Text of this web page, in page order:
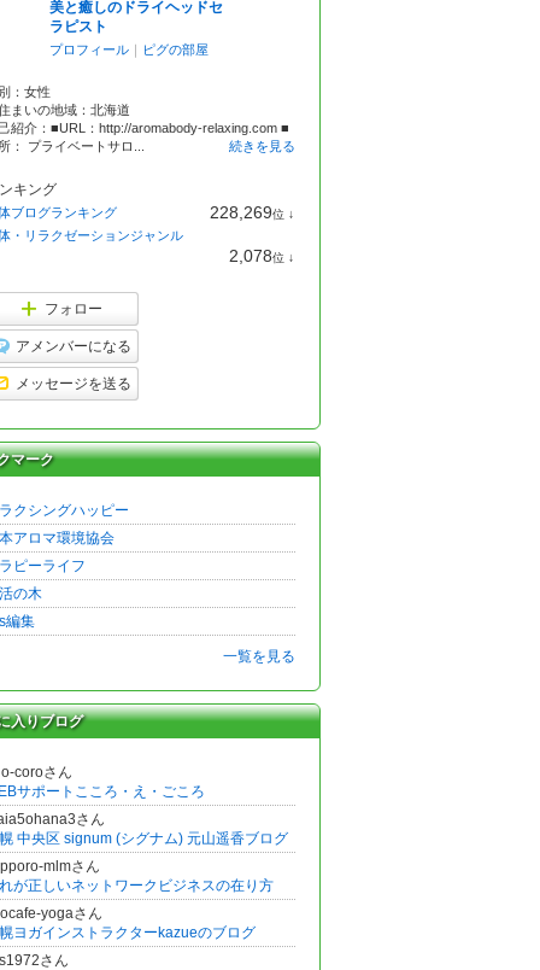
美と癒しのドライヘッドセ
ラピスト
プロフィール ｜ ピグの部屋
： 女性
まいの地域： 北海道
紹介：■URL：http://aromabody-relaxing.com ■
： プライベートサロ...
続きを見る
キング
ブログランキング 228,269位 ↓
・リラクゼーションジャンル
2,078位 ↓
フォロー
アメンバーになる
メッセージを送る
マーク
クシングハッピー
アロマ環境協会
ピーライフ
の木
編集
一覧を見る
入りブログ
coroさん
サポートこころ・え・ごころ
さん
中央区 signum (シグナム) 元山遥香ブログ
mlmさん
が正しいネットワークビジネスの在り方
yogaさん
ヨガインストラクターkazueのブログ
さん